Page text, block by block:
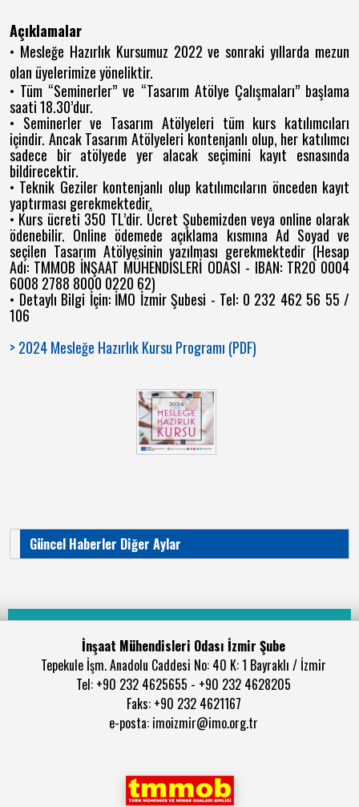
Açıklamalar
• Mesleğe Hazırlık Kursumuz 2022 ve sonraki yıllarda mezun
olan üyelerimize yöneliktir.
• Tüm “Seminerler” ve “Tasarım Atölye Çalışmaları” başlama
saati 18.30’dur.
• Seminerler ve Tasarım Atölyeleri tüm kurs katılımcıları
içindir. Ancak Tasarım Atölyeleri kontenjanlı olup, her katılımcı
sadece bir atölyede yer alacak seçimini kayıt esnasında
bildirecektir.
• Teknik Geziler kontenjanlı olup katılımcıların önceden kayıt
yaptırması gerekmektedir.
• Kurs ücreti 350 TL’dir. Ücret Şubemizden veya online olarak
ödenebilir. Online ödemede açıklama kısmına Ad Soyad ve
seçilen Tasarım Atölyesinin yazılması gerekmektedir (Hesap
Adı: TMMOB İNŞAAT MÜHENDİSLERİ ODASI - IBAN: TR20 0004
6008 2788 8000 0220 62)
• Detaylı Bilgi İçin: İMO İzmir Şubesi - Tel: 0 232 462 56 55 /
106
> 2024 Mesleğe Hazırlık Kursu Programı (PDF)
Güncel Haberler Diğer Aylar
İnşaat Mühendisleri Odası İzmir Şube
Tepekule İşm. Anadolu Caddesi No: 40 K: 1 Bayraklı / İzmir
Tel: +90 232 4625655 - +90 232 4628205
Faks: +90 232 4621167
e-posta: imoizmir@imo.org.tr